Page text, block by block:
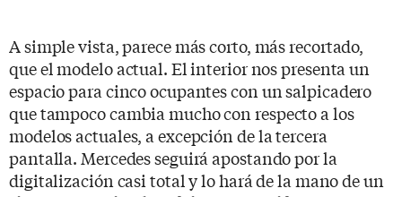
A simple vista, parece más corto, más recortado,
que el modelo actual. El interior nos presenta un
espacio para cinco ocupantes con un salpicadero
que tampoco cambia mucho con respecto a los
modelos actuales, a excepción de la tercera
pantalla. Mercedes seguirá apostando por la
digitalización casi total y lo hará de la mano de un